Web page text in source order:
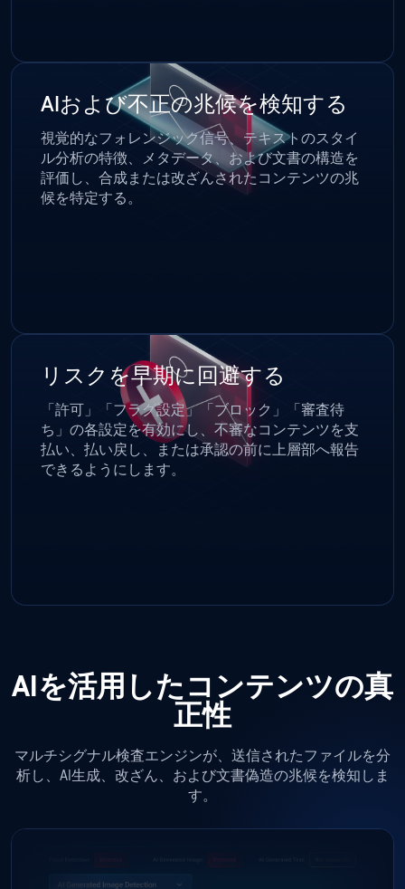
AIおよび不正の兆候を検知する
視覚的なフォレンジック信号、テキストのスタイ
ル分析の特徴、メタデータ、および文書の構造を
評価し、合成または改ざんされたコンテンツの兆
候を特定する。
リスクを早期に回避する
「許可」「フラグ設定」「ブロック」「審査待
ち」の各設定を有効にし、不審なコンテンツを支
払い、払い戻し、または承認の前に上層部へ報告
できるようにします。
AIを活用したコンテンツの真
正性
マルチシグナル検査エンジンが、送信されたファイルを分
析し、AI生成、改ざん、および文書偽造の兆候を検知しま
す。